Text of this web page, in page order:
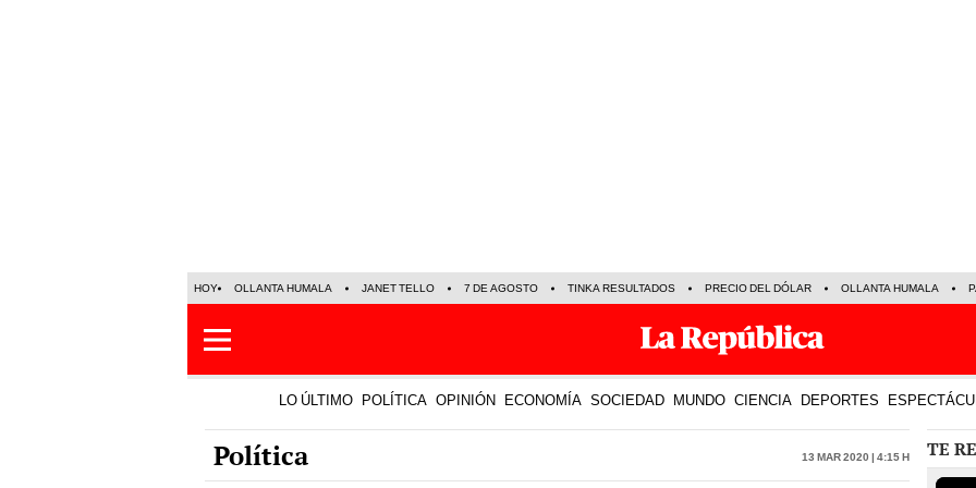
HOY OLLANTA HUMALA JANET TELLO 7 DE AGOSTO TINKA RESULTADOS PRECIO DEL DÓLAR OLLANTA HUMALA
LO ÚLTIMO POLÍTICA OPINIÓN ECONOMÍA SOCIEDAD MUNDO CIENCIA DEPORTES
Política 13 Mar 2020 | 4:15 h TE